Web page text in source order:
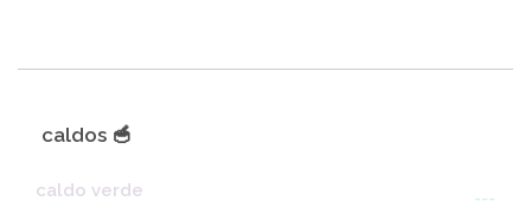
caldos 🥣
caldo verde
---